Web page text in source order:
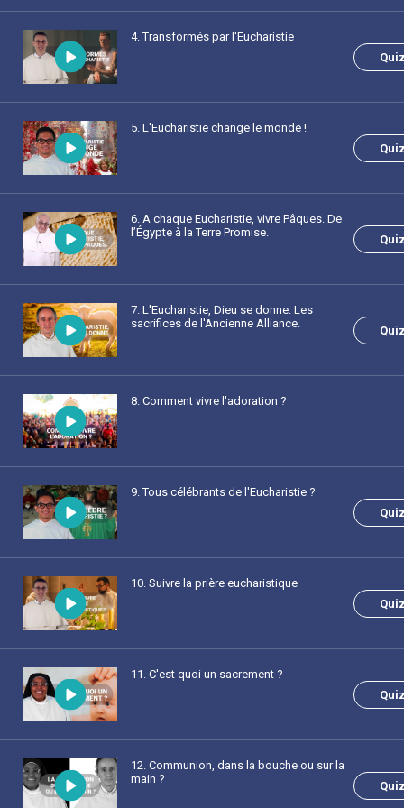
4. Transformés par l'Eucharistie
5. L'Eucharistie change le monde !
6. A chaque Eucharistie, vivre Pâques. De
l’Égypte à la Terre Promise.
7. L'Eucharistie, Dieu se donne. Les
sacrifices de l'Ancienne Alliance.
8. Comment vivre l'adoration ?
9. Tous célébrants de l'Eucharistie ?
10. Suivre la prière eucharistique
11 . C'est quoi un sacrement ?
12. Communion, dans la bouche ou sur la
main ?